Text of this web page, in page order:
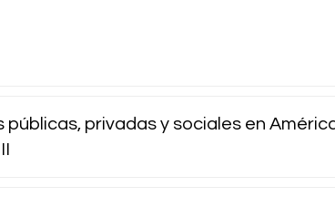
privadas y sociales en